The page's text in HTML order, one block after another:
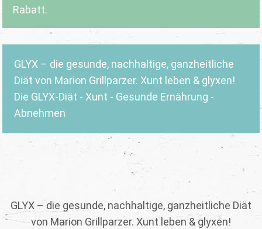
Rabatt.
GLYX – die gesunde, nachhaltige, ganzheitliche
Diät von Marion Grillparzer. Xunt leben & glyxen!
Die GLYX-Diät - Xunt - Gesunde Ernährung -
Abnehmen
GLYX – die gesunde, nachhaltige, ganzheitliche Diät
von Marion Grillparzer. Xunt leben & glyxen!